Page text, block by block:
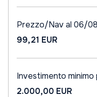
Prezzo/Nav al 06/
99,21 EUR
Investimento
2.000,00 EUR